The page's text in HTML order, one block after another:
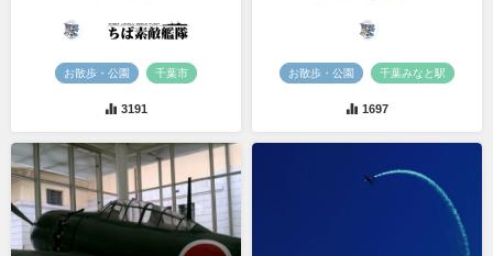
お散歩・公園 千葉市
3191
お散歩・公園 千葉みなと駅
1697